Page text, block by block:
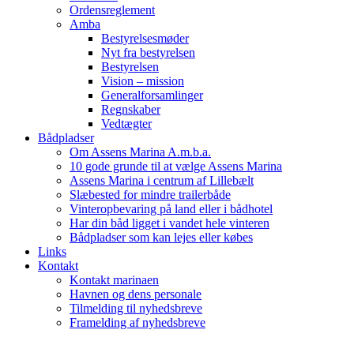
Ordensreglement
Amba
Bestyrelsesmøder
Nyt fra bestyrelsen
Bestyrelsen
Vision – mission
Generalforsamlinger
Regnskaber
Vedtægter
Bådpladser
Om Assens Marina A.m.b.a.
10 gode grunde til at vælge Assens Marina
Assens Marina i centrum af Lillebælt
Slæbested for mindre trailerbåde
Vinteropbevaring på land eller i bådhotel
Har din båd ligget i vandet hele vinteren
Bådpladser som kan lejes eller købes
Links
Kontakt
Kontakt marinaen
Havnen og dens personale
Tilmelding til nyhedsbreve
Framelding af nyhedsbreve